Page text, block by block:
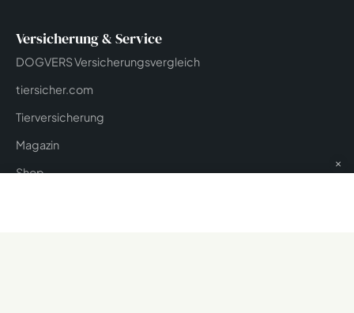
Versicherung & Service
DOGVERS Versicherungsvergleich
tiersicher.com
Tierversicherung
Magazin
Shop
×